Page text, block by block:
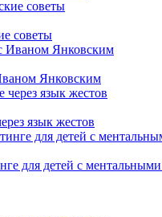
советы
Янковским
язык жестов
для детей с